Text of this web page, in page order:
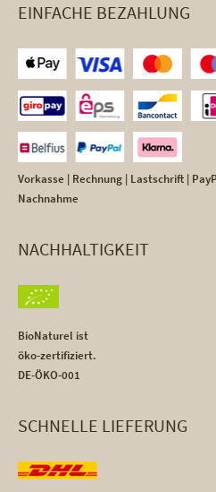
EINFACHE BEZAHLUNG
Vorkasse | Rechnung | Lastschrift |
Nachnahme
NACHHALTIGKEIT
BioNaturel ist
öko-zertifiziert.
DE-ÖKO-001
SCHNELLE LIEFERUNG